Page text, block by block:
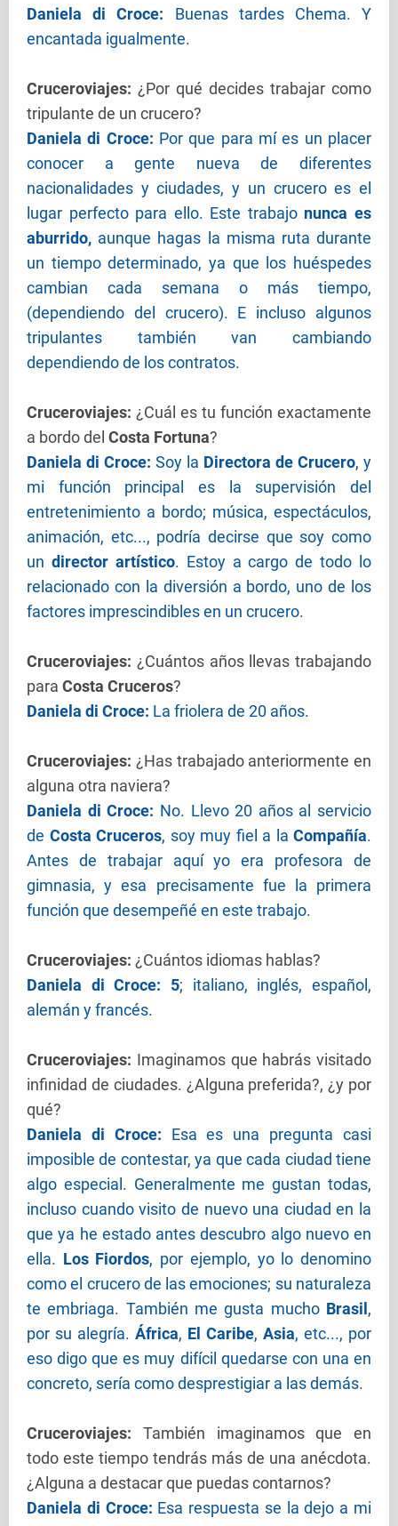
Daniela di Croce: Buenas tardes Chema. Y
encantada igualmente.
Cruceroviajes: ¿Por qué decides trabajar como
tripulante de un crucero?
Daniela di Croce: Por que para mí es un placer
conocer a gente nueva de diferentes
nacionalidades y ciudades, y un crucero es el
lugar perfecto para ello. Este trabajo nunca es
aburrido, aunque hagas la misma ruta durante
un tiempo determinado, ya que los huéspedes
cambian cada semana o más tiempo,
(dependiendo del crucero). E incluso algunos
tripulantes también van cambiando
dependiendo de los contratos.
Cruceroviajes: ¿Cuál es tu función exactamente
a bordo del Costa Fortuna?
Daniela di Croce: Soy la Directora de Crucero, y
mi función principal es la supervisión del
entretenimiento a bordo; música, espectáculos,
animación, etc..., podría decirse que soy como
un director artístico. Estoy a cargo de todo lo
relacionado con la diversión a bordo, uno de los
factores imprescindibles en un crucero.
Cruceroviajes: ¿Cuántos años llevas trabajando
para Costa Cruceros?
Daniela di Croce: La friolera de 20 años.
Cruceroviajes: ¿Has trabajado anteriormente en
alguna otra naviera?
Daniela di Croce: No. Llevo 20 años al servicio
de Costa Cruceros, soy muy fiel a la Compañía.
Antes de trabajar aquí yo era profesora de
gimnasia, y esa precisamente fue la primera
función que desempeñé en este trabajo.
Cruceroviajes: ¿Cuántos idiomas hablas?
Daniela di Croce:
5; italiano, inglés, español,
alemán y francés.
Cruceroviajes: Imaginamos que habrás visitado
infinidad de ciudades. ¿Alguna preferida?, ¿y por
qué?
Daniela di Croce: Esa es una pregunta casi
imposible de contestar, ya que cada ciudad tiene
algo especial. Generalmente me gustan todas,
incluso cuando visito de nuevo una ciudad en la
que ya he estado antes descubro algo nuevo en
ella. Los Fiordos, por ejemplo, yo lo denomino
como el crucero de las emociones; su naturaleza
te embriaga. También me gusta mucho Brasil ,
por su alegría. África, El Caribe, Asia, etc..., por
eso digo que es muy difícil quedarse con una en
concreto, sería como desprestigiar a las demás.
Cruceroviajes: También imaginamos que en
todo este tiempo tendrás más de una anécdota.
¿Alguna a destacar que puedas contarnos?
Daniela di Croce: Esa respuesta se la dejo a mi